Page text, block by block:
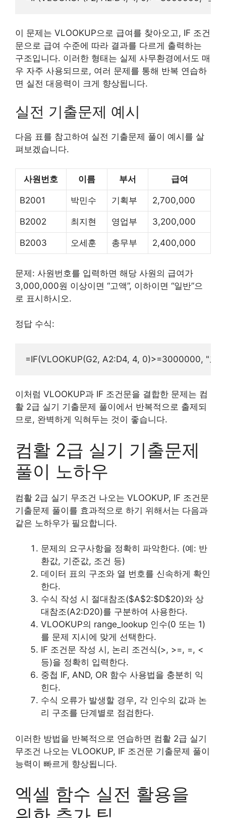
이 문제는 VLOOKUP으로 급여를 찾아오고, IF 조건
문으로 급여 수준에 따라 결과를 다르게 출력하는
구조입니다. 이러한 형태는 실제 사무환경에서도 매
우 자주 사용되므로, 여러 문제를 통해 반복 연습하
면 실전 대응력이 크게 향상됩니다.
실전 기출문제 예시
다음 표를 참고하여 실전 기출문제 풀이 예시를 살
펴보겠습니다.
사원번호 이름 부서 급여
B2001 박민수 기획부 2,700,000
B2002 최지현 영업부 3,200,000
B2003 오세훈 총무부 2,400,000
문제: 사원번호를 입력하면 해당 사원의 급여가
3,000,000원 이상이면 “고액”, 이하이면 “일반”으
로 표시하시오.
정답 수식:
이처럼 VLOOKUP과 IF 조건문을 결합한 문제는 컴
활 2급 실기 기출문제 풀이에서 반복적으로 출제되
므로, 완벽하게 익혀두는 것이 좋습니다.
컴활 2급 실기 기출문제
풀이 노하우
컴활 2급 실기 무조건 나오는 VLOOKUP, IF 조건문
기출문제 풀이를 효과적으로 하기 위해서는 다음과
같은 노하우가 필요합니다.
문제의 요구사항을 정확히 파악한다. (예: 반
환값, 기준값, 조건 등)
데이터 표의 구조와 열 번호를 신속하게 확인
한다.
수식 작성 시 절대참조($A$2:$D$20)와 상
대참조(A2:D20)를 구분하여 사용한다.
VLOOKUP의 range_lookup 인수(0 또는 1)
를 문제 지시에 맞게 선택한다.
IF 조건문 작성 시, 논리 조건식(>, >=, =, <
등)을 정확히 입력한다.
중첩 IF, AND, OR 함수 사용법을 충분히 익
힌다.
수식 오류가 발생할 경우, 각 인수의 값과 논
리 구조를 단계별로 점검한다.
이러한 방법을 반복적으로 연습하면 컴활 2급 실기
무조건 나오는 VLOOKUP, IF 조건문 기출문제 풀이
능력이 빠르게 향상됩니다.
엑셀 함수 실전 활용을